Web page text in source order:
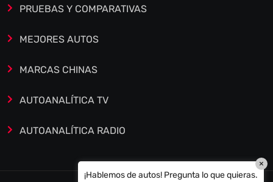
PRUEBAS Y COMPARATIVAS
MEJORES AUTOS
MARCAS CHINAS
AUTOANALÍTICA TV
AUTOANALÍTICA RADIO
¡Hablemos de autos! Pregunta lo que quieras.
×